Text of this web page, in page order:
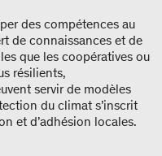
des compétences au
de connaissances et de
que les coopératives ou
résilients,
servir de modèles
du climat s’inscrit
et d’adhésion locales.